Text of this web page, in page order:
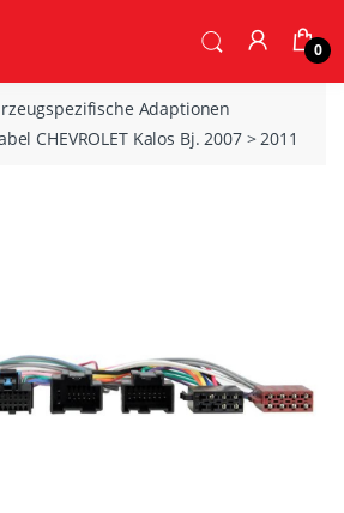
0
Adaptionen
CHEVROLET Kalos Bj. 2007 > 2011